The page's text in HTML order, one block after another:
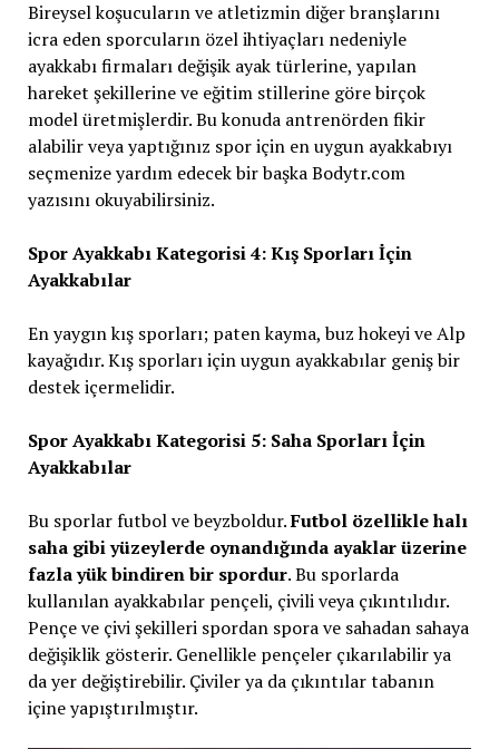
Bireysel koşucuların ve atletizmin diğer branşlarını
icra eden sporcuların özel ihtiyaçları nedeniyle
ayakkabı firmaları değişik ayak türlerine, yapılan
hareket şekillerine ve eğitim stillerine göre birçok
model üretmişlerdir. Bu konuda antrenörden fikir
alabilir veya yaptığınız spor için en uygun ayakkabıyı
seçmenize yardım edecek bir başka Bodytr.com
yazısını okuyabilirsiniz.
Spor Ayakkabı Kategorisi 4: Kış Sporları İçin
Ayakkabılar
En yaygın kış sporları; paten kayma, buz hokeyi ve Alp
kayağıdır. Kış sporları için uygun ayakkabılar geniş bir
destek içermelidir.
Spor Ayakkabı Kategorisi 5: Saha Sporları İçin
Ayakkabılar
Bu sporlar futbol ve beyzboldur.Futbol özellikle halı
saha gibi yüzeylerde oynandığında ayaklar üzerine
fazla yük bindiren bir spordur. Bu sporlarda
kullanılan ayakkabılar pençeli, çivili veya çıkıntılıdır.
Pençe ve çivi şekilleri spordan spora ve sahadan sahaya
değişiklik gösterir. Genellikle pençeler çıkarılabilir ya
da yer değiştirebilir. Çiviler ya da çıkıntılar tabanın
içine yapıştırılmıştır.